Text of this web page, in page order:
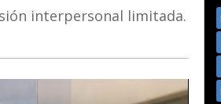
interpersonal limitada.